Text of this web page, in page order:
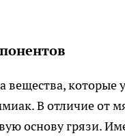
вещества, которые
В отличие от
основу грязи.